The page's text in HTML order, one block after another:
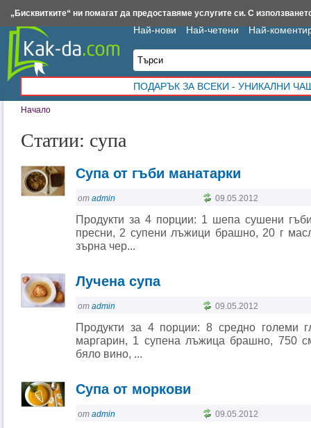
Начало
Статии: супа
Супа от гъби манатарки
от admin 09.05.2012
Продукти за 4 порции: 1 шепа сушени
пресни, 2 супени лъжици брашно, 20 г
зърна чер...
Лучена супа
от admin 09.05.2012
Продукти за 4 порции: 8 средно големи
маргарин, 1 супена лъжица брашно, 750
бяло вино, ...
Супа от моркови
от admin 09.05.2012
Най-нови Най-четени Най-
ПОДАРЪК ЗА ВСЕКИ - УНИКАЛНИ
Insert.bg Framar.bg Kak-da.com Iztochnik.com BauBau.bg NewAge.bg
„Бисквитките“ ни помагат да предоставяме услугите си. С